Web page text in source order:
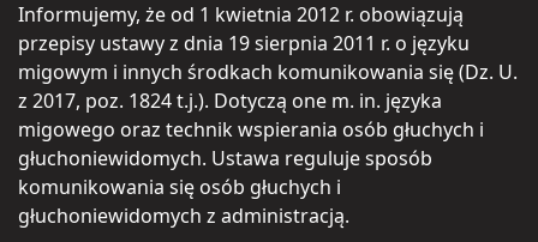
Informujemy, że od 1 kwietnia 2012 r. obowiązują
przepisy ustawy z dnia 19 sierpnia 2011 r. o języku
migowym i innych środkach komunikowania się (Dz. U.
z 2017, poz. 1824 t.j.). Dotyczą one m. in. języka
migowego oraz technik wspierania osób głuchych i
głuchoniewidomych. Ustawa reguluje sposób
komunikowania się osób głuchych i
głuchoniewidomych z administracją.